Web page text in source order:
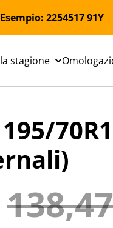
2254517 91Y
stagione